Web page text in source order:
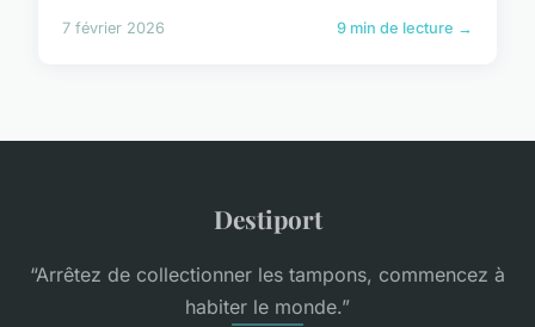
7 février 2026 9 min de lecture →
Destiport
“Arrêtez de collectionner les tampons, commencez à
habiter le monde.”